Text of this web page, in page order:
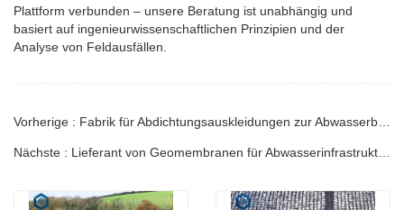
Plattform verbunden – unsere Beratung ist unabhängig und
basiert auf ingenieurwissenschaftlichen Prinzipien und der
Analyse von Feldausfällen.